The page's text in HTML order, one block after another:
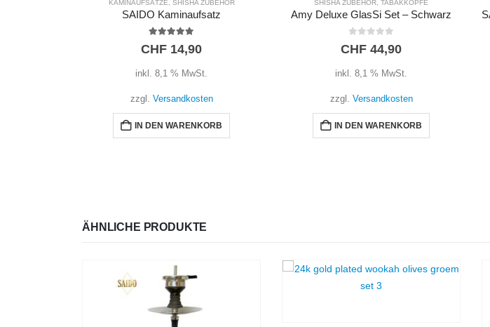
KAMINAUFSÄTZE, SHISHA ZUBEHÖR
SAIDO Kaminaufsatz
CHF 14,90
inkl. 8,1 % MwSt.
zzgl. Versandkosten
IN DEN WARENKORB
SHISHA ZUBEHÖR, TABAKKÖPFE
Amy Deluxe GlasSi Set – Schwarz
CHF 44,90
inkl. 8,1 % MwSt.
zzgl. Versandkosten
IN DEN WARENKORB
ÄHNLICHE PRODUKTE